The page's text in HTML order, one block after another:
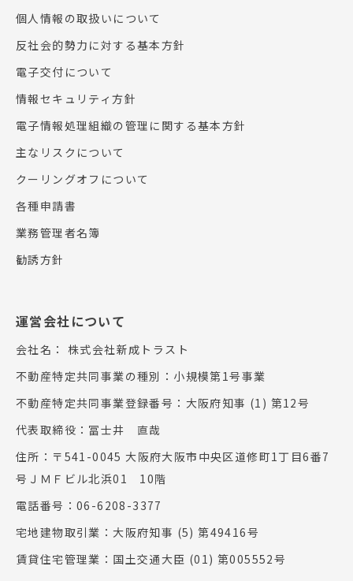
個人情報の取扱いについて
反社会的勢力に対する基本方針
電子交付について
情報セキュリティ方針
電子情報処理組織の管理に関する基本方針
主なリスクについて
クーリングオフについて
各種申請書
業務管理者名簿
勧誘方針
運営会社について
会社名： 株式会社新成トラスト
不動産特定共同事業の種別：小規模第1号事業
不動産特定共同事業登録番号：大阪府知事 (1) 第12号
代表取締役：冨士井 直哉
住所：〒541-0045 大阪府大阪市中央区道修町1丁目6番7
号ＪＭＦビル北浜01 10階
電話番号：06-6208-3377
宅地建物取引業：大阪府知事 (5) 第49416号
賃貸住宅管理業：国土交通大臣 (01) 第005552号